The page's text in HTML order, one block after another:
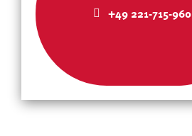
+49 221-715-960